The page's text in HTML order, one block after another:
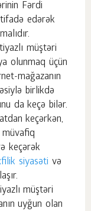
Fərdi
edərək
müştəri
olunmaq üçün
mağazanın
birlikdə
da keçə bilər.
keçərkən,
müvafiq
keçərək
siyasəti və
müştəri
uyğun olan